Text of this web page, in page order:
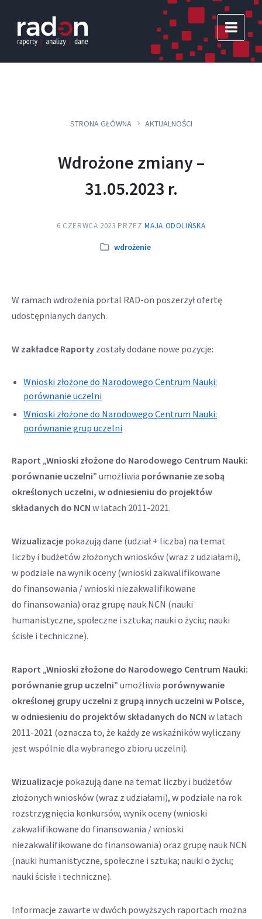
content
main
navigation
footer
STRONA GŁÓWNA AKTUALNOŚCI
Wdrożone zmiany –
31.05.2023 r.
6 CZERWCA 2023 PRZEZMAJA ODOLIŃSKA
Kategoria:
wdrożenie
W ramach wdrożenia portal RAD-on poszerzył ofertę
udostępnianych danych.
W zakładce Raporty zostały dodane nowe pozycje:
Wnioski złożone do Narodowego Centrum Nauki:
porównanie uczelni
otwiera
karcie
Wnioski złożone do Narodowego Centrum Nauki:
porównanie grup uczelni
się
nowej
karcie
Raport „Wnioski złożone do Narodowego Centrum Nauki:
porównanie uczelni” umożliwia porównanie ze sobą
określonych uczelni, w odniesieniu do projektów
składanych do NCN w latach 2011-2021.
Wizualizacje pokazują dane (udział + liczba) na temat
liczby i budżetów złożonych wniosków (wraz z udziałami),
w podziale na wynik oceny (wnioski zakwalifikowane
do finansowania / wnioski niezakwalifikowane
do finansowania) oraz grupę nauk NCN (nauki
humanistyczne, społeczne i sztuka; nauki o życiu; nauki
ścisłe i techniczne).
Raport „Wnioski złożone do Narodowego Centrum Nauki:
porównanie grup uczelni” umożliwia porównywanie
określonej grupy uczelni z grupą innych uczelni w Polsce,
w odniesieniu do projektów składanych do NCN w latach
2011-2021 (oznacza to, że każdy ze wskaźników wyliczany
jest wspólnie dla wybranego zbioru uczelni).
Wizualizacje pokazują dane na temat liczby i budżetów
złożonych wniosków (wraz z udziałami), w podziale na rok
rozstrzygnięcia konkursów, wynik oceny (wnioski
zakwalifikowane do finansowania / wnioski
niezakwalifikowane do finansowania) oraz grupę nauk NCN
(nauki humanistyczne, społeczne i sztuka; nauki o życiu;
nauki ścisłe i techniczne).
Informacje zawarte w dwóch powyższych raportach można